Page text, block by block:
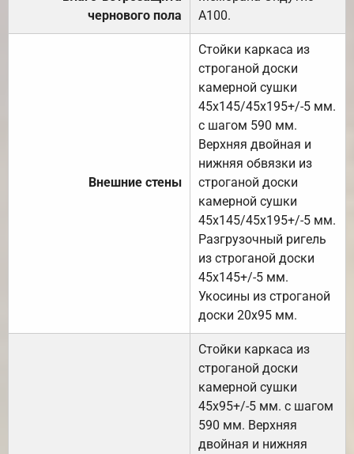
чернового пола
А100.
Внешние стены
Стойки каркаса из
строганой доски
камерной сушки
45х145/45х195+/-5 мм.
с шагом 590 мм.
Верхняя двойная и
нижняя обвязки из
строганой доски
камерной сушки
45х145/45х195+/-5 мм.
Разгрузочный ригель
из строганой доски
45х145+/-5 мм.
Укосины из строганой
доски 20х95 мм.
Стойки каркаса из
строганой доски
камерной сушки
45х95+/-5 мм. с шагом
590 мм. Верхняя
двойная и нижняя